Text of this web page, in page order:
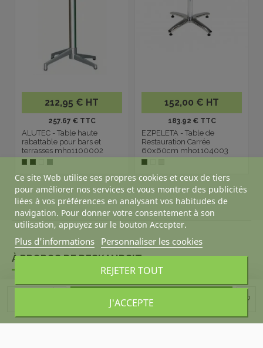
Ajouter au panier
212,95 € HT
257.67 € TTC
ALUTEC - Table haute
rabattable pour bars et
terrasses mho1100002
152,00 € HT
183.92 € TTC
EZPELETA - Table de
Restauration Carrée
60x60cm mho1104003
À PROPOS DE DESKANDSIT
ACHETER CALME
NOUS CONTACTER
Ce site Web utilise ses propres cookies et ceux de tiers
pour améliorer nos services et vous montrer des publicités
liées à vos préférences en analysant vos habitudes de
navigation. Pour donner votre consentement à son
utilisation, appuyez sur le bouton Accepter.
Plus d'informations Personnaliser les cookies
REJETER TOUT
J'ACCEPTE